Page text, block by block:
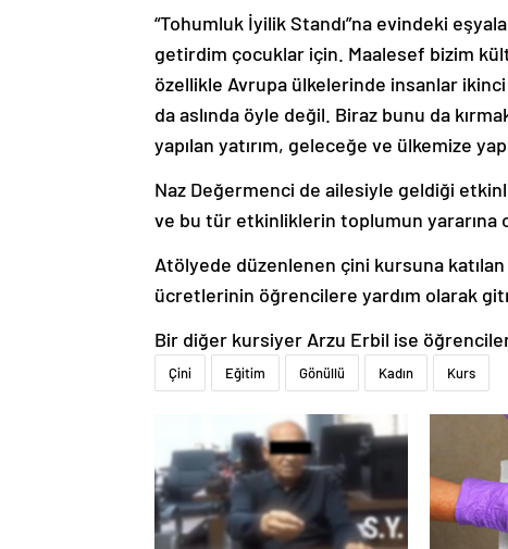
“Tohumluk İyilik Standı”na evindeki
getirdim çocuklar için. Maalesef bizim
özellikle Avrupa ülkelerinde insanlar
da aslında öyle değil. Biraz bunu da
yapılan yatırım, geleceğe ve ülkemize
Naz Değermenci de ailesiyle geldiği
ve bu tür etkinliklerin toplumun yararına
Atölyede düzenlenen çini kursuna katılan
ücretlerinin öğrencilere yardım olarak
Bir diğer kursiyer Arzu Erbil ise
Çini Eğitim Gönüllü Kadın Kurs